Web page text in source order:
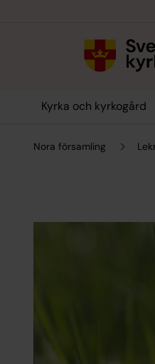
Kyrka och kyrkogård
Nora församling